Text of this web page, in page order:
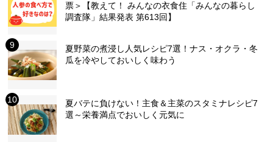
票＞【教えて！ みんなの衣食住「みんなの暮らし
調査隊」結果発表 第613回】
夏野菜の煮浸し人気レシピ7選！ナス・オクラ・冬
瓜を冷やしておいしく味わう
夏バテに負けない！主食＆主菜のスタミナレシピ7
選～栄養満点でおいしく元気に